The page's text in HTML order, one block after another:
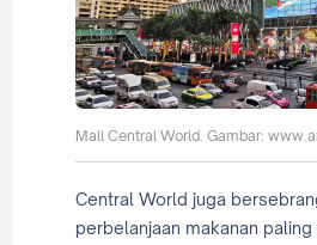
Mall Central World. Gambar:
Central World juga
perbelanjaan makanan